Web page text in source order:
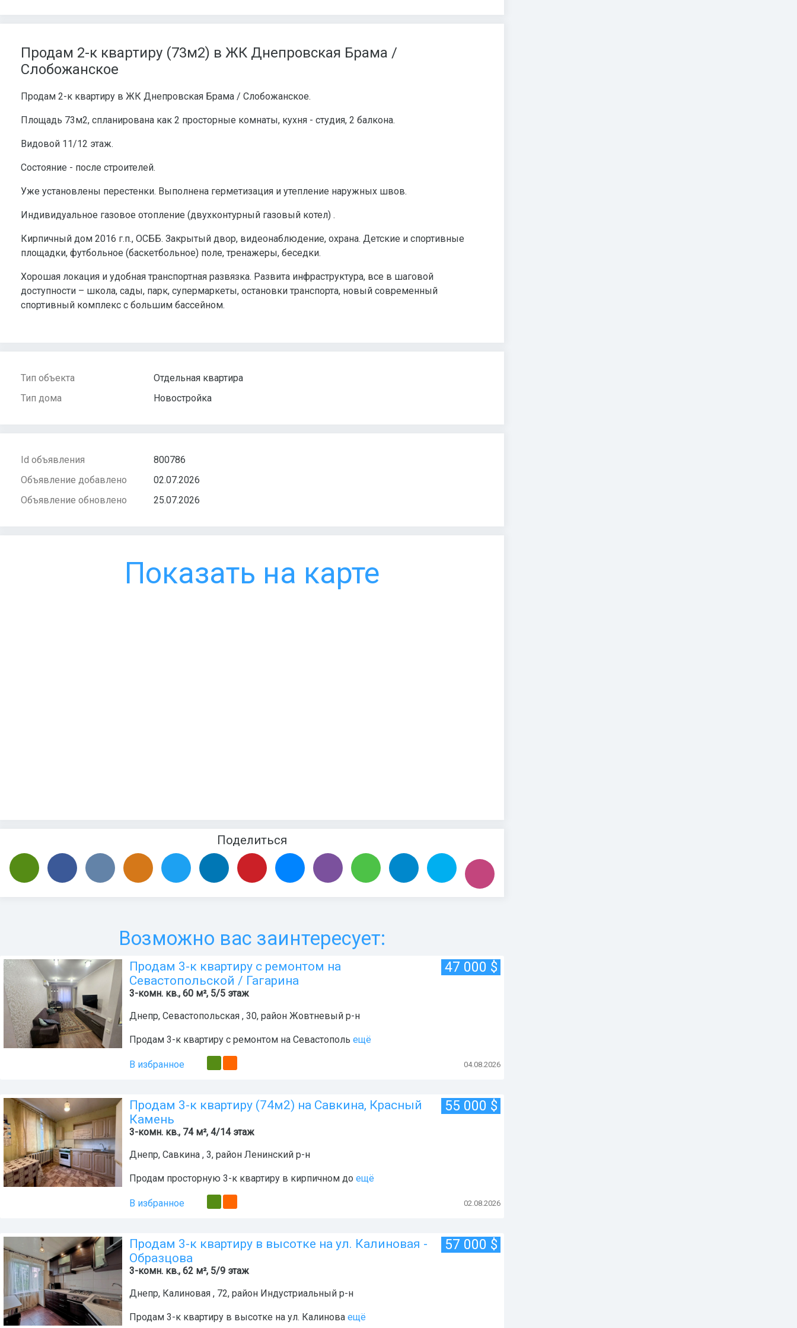
Продам 2-к квартиру (73м2) в ЖК Днепровская Брама /
Слобожанское
Продам 2-к квартиру в ЖК Днепровская Брама / Слобожанское.
Площадь 73м2, спланирована как 2 просторные комнаты, кухня - студия, 2 балкона.
Видовой 11/12 этаж.
Состояние - после строителей.
Уже установлены перестенки. Выполнена герметизация и утепление наружных швов.
Индивидуальное газовое отопление (двухконтурный газовый котел) .
Кирпичный дом 2016 г.п., ОСББ. Закрытый двор, видеонаблюдение, охрана. Детские и спортивные
площадки, футбольное (баскетбольное) поле, тренажеры, беседки.
Хорошая локация и удобная транспортная развязка. Развита инфраструктура, все в шаговой
доступности – школа, сады, парк, супермаркеты, остановки транспорта, новый современный
спортивный комплекс с большим бассейном.
Тип объекта
Отдельная квартира
Тип дома
Новостройка
Id объявления
800786
Объявление добавлено
02.07.2026
Объявление обновлено
25.07.2026
Показать на карте
Поделиться
Возможно вас заинтересует:
Продам 3-к квартиру с ремонтом на
Севастопольской / Гагарина
3-комн. кв., 60 м², 5/5 этаж
Днепр, Севастопольская , 30, район Жовтневый р-н
Продам 3-к квартиру с ремонтом на Севастополь ещё
47 000 $
В избранное 04.08.2026
Продам 3-к квартиру (74м2) на Савкина, Красный
Камень
3-комн. кв., 74 м², 4/14 этаж
Днепр, Савкина , 3, район Ленинский р-н
Продам просторную 3-к квартиру в кирпичном до ещё
55 000 $
В избранное 02.08.2026
Продам 3-к квартиру в высотке на ул. Калиновая -
Образцова
3-комн. кв., 62 м², 5/9 этаж
Днепр, Калиновая , 72, район Индустриальный р-н
Продам 3-к квартиру в высотке на ул. Калинова ещё
57 000 $